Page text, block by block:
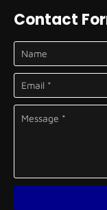
Contact